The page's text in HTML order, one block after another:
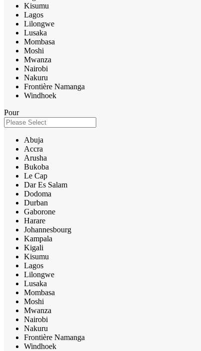
Kisumu
Lagos
Lilongwe
Lusaka
Mombasa
Moshi
Mwanza
Nairobi
Nakuru
Frontière Namanga
Windhoek
Pour
Abuja
Accra
Arusha
Bukoba
Le Cap
Dar Es Salam
Dodoma
Durban
Gaborone
Harare
Johannesbourg
Kampala
Kigali
Kisumu
Lagos
Lilongwe
Lusaka
Mombasa
Moshi
Mwanza
Nairobi
Nakuru
Frontière Namanga
Windhoek